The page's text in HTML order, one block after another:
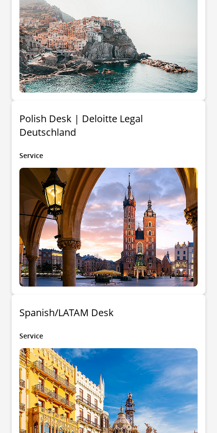
Polish Desk | Deloitte Legal
Deutschland
Service
Spanish/LATAM Desk
Service